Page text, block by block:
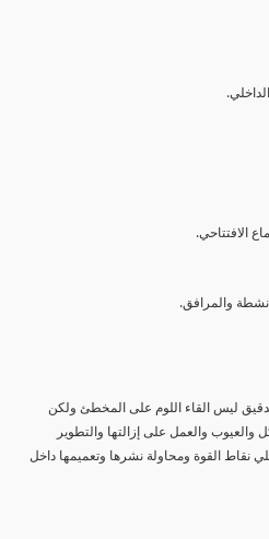
ليس القاء اللوم على المخطئ ولكن
والعمل على إزالتها والتطوير
نقاط القوة ومحاولة نشرها وتعميمها داخل